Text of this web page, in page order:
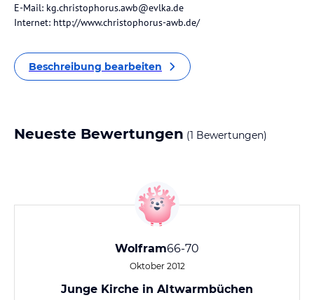
E-Mail: kg.christophorus.awb@evlka.de
Internet: http://www.christophorus-awb.de/
Beschreibung bearbeiten
Neueste Bewertungen (1 Bewertungen)
Wolfram66-70
Oktober 2012
Junge Kirche in Altwarmbüchen